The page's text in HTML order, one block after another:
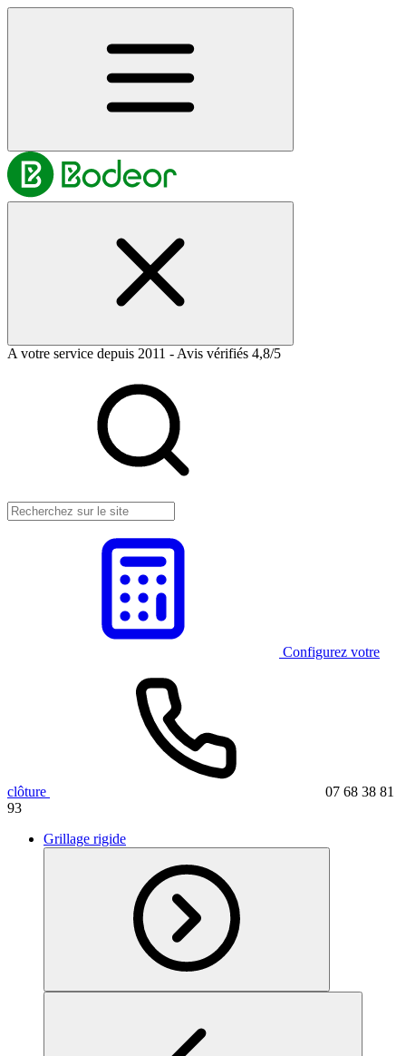
A votre service depuis 2011 - Avis vérifiés 4,8/5
Configurez votre
clôture
07 68 38 81
93
Grillage rigide